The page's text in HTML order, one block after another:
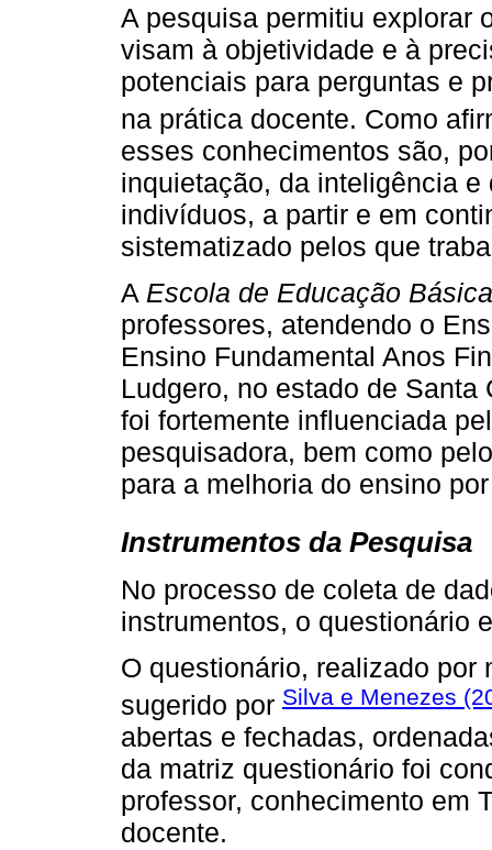
A pesquisa permitiu explorar
visam à objetividade e à
potenciais para perguntas e
na prática docente. Como
esses conhecimentos são,
inquietação, da inteligência
indivíduos, a partir e em
sistematizado pelos que
A Escola de Educação
professores, atendendo o
Ensino Fundamental Anos
Ludgero, no estado de
foi fortemente influenciada
pesquisadora, bem como
para a melhoria do ensino
Instrumentos da Pesquisa
No processo de coleta de
instrumentos, o questionário
O questionário, realizado por
sugerido por Silva e Menezes
abertas e fechadas,
da matriz questionário foi
professor, conhecimento em
docente.